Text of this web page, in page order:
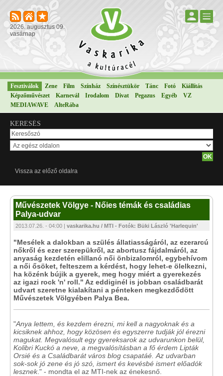
2026. augusztus 09.
vasárnap
Fesztiválok Zene Film Színház Színésztükör Tánc Fotó
Kiállítás
Képzőművészet
Karnevál Irodalom Divat Pegazus Egyéb
VZ
MEDIAWAVE
AlteRába
KERESÉS
Vissza az előző oldalra
Művészetek Völgye - Nőies témák és családias
Palya-udvar
2013.07.26. - 04:00 | vaskarika.hu / MTI - Fotók: Büki László 'Harlequin'
"Mesélek a dalokban a szülés állatiasságáról, az ezerarcú
nőkről és ezer szerepükről, az abortusz fájdalmáról, az
anyaság kezdetén elillanó női önbizalomról, egybehívom
a női ősöket, felteszem a kérdést, hogy lehet-e ölelkezni,
ha közénk bújik a gyerek, meg hogy miért a gyerekezés
az igazi rock 'n' roll." Az eddiginél is jobban családbarát
udvart szeretne kialakítani a pénteken megkezdődött
Művészetek Völgyében Palya Bea.
"Anya lettem, és kezdem érezni, mi kell a nagyoknak és a
kicsiknek ahhoz, hogy közösen és egyszerre tudják jól érezni
magukat. Megvalósult egy gyereksarok az udvarunkon belül,
Kolibri Kuckó a neve, a megvalósításban a fő érdem Lipták
Orsié és a Családbarát város blog csapatáé. Az udvarban
sok-sok jó zene és jó szó, ismert és kevésbé ismert előadók
lesznek." - mondta el az MTI-nek az énekesnő.